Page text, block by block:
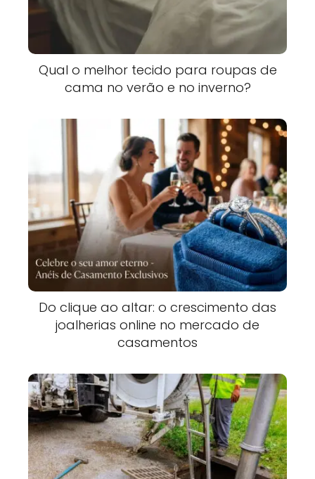
Qual o melhor tecido para roupas de
cama no verão e no inverno?
Do clique ao altar: o crescimento das
joalherias online no mercado de
casamentos